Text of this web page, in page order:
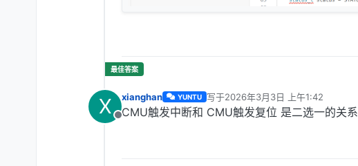
X
离线
xianghan YUNTU 写于2026年3月3日 上午1:42
最后由 编辑
CMU触发中断和 CMU触发复位 是二选一的关系